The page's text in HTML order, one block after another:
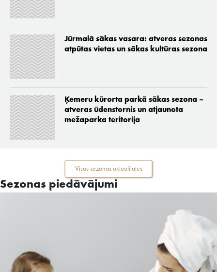
Jūrmalā sākas vasara: atveras sezonas
atpūtas vietas un sākas kultūras sezona
Ķemeru kūrorta parkā sākas sezona –
atveras ūdenstornis un atjaunota
mežaparka teritorija
Visas sezonas aktualitates
Sezonas piedāvājumi